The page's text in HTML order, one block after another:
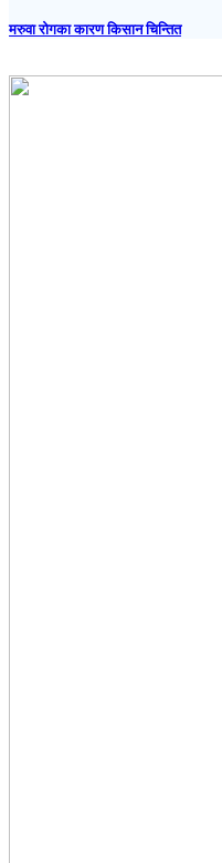
मरुवा रोगका कारण किसान चिन्तित